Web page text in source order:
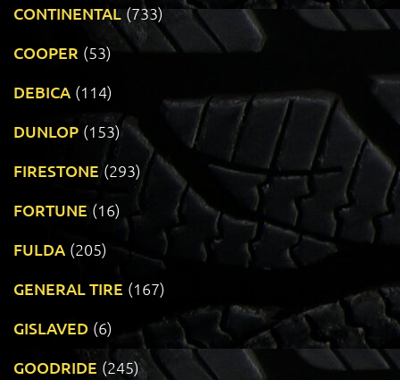
CONTINENTAL (733)
COOPER (53)
DEBICA (114)
DUNLOP (153)
FIRESTONE (293)
FORTUNE (16)
FULDA (205)
GENERAL TIRE (167)
GISLAVED (6)
GOODRIDE (245)